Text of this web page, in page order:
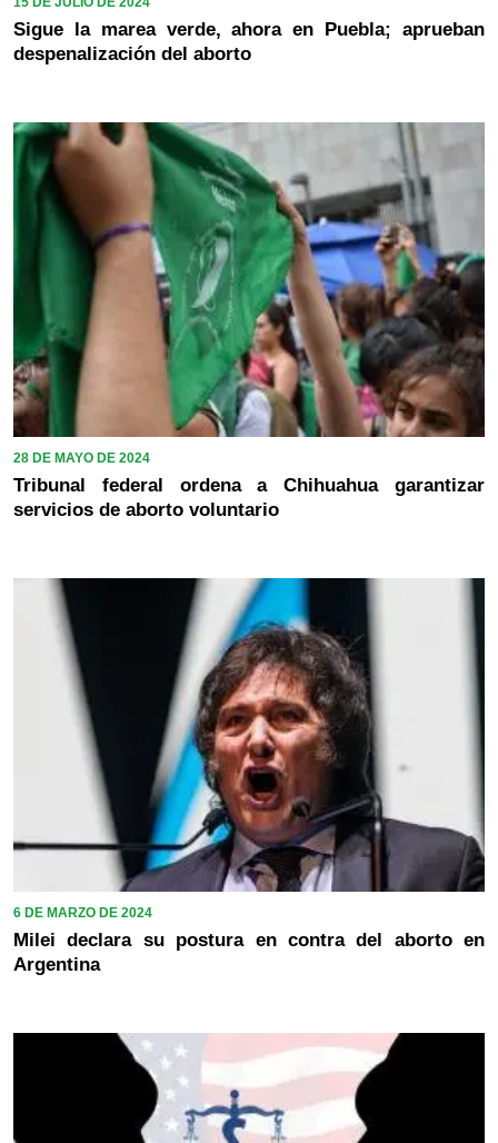
Sigue la marea verde, ahora en Puebla; aprueban
despenalización del aborto
28 DE MAYO DE 2024
Tribunal federal ordena a Chihuahua garantizar
servicios de aborto voluntario
6 DE MARZO DE 2024
Milei declara su postura en contra del aborto en
Argentina